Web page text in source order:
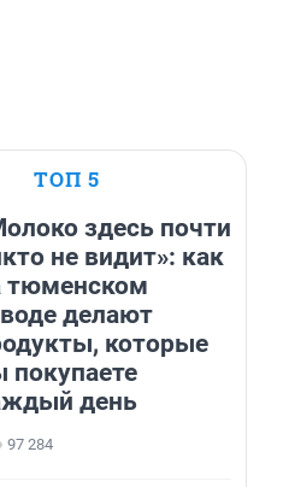
ТОП 5
здесь почти
не видит»: как
тюменском
делают
которые
покупаете
день
97 284